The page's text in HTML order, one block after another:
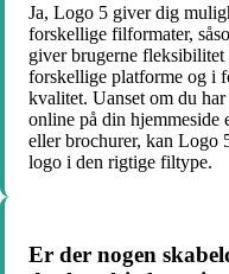
Ja, Logo 5 giver dig
forskellige filformater,
giver brugerne fleksibilitet
forskellige platforme og i
kvalitet. Uanset om du
online på din hjemmeside
eller brochurer, kan Logo
logo i den rigtige filtype.
Er der nogen